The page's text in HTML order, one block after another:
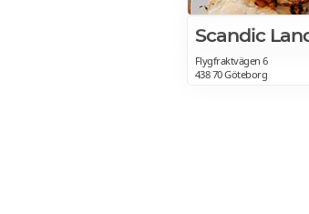
Scandic
Flygfraktvägen 6
438 70 Göteborg